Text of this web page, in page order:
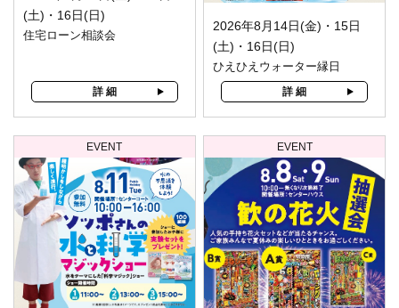
(土)・16日(日)
住宅ローン相談会
詳 細
2026年8月14日(金)・15日
(土)・16日(日)
ひえひえウォーター縁日
詳 細
EVENT EVENT